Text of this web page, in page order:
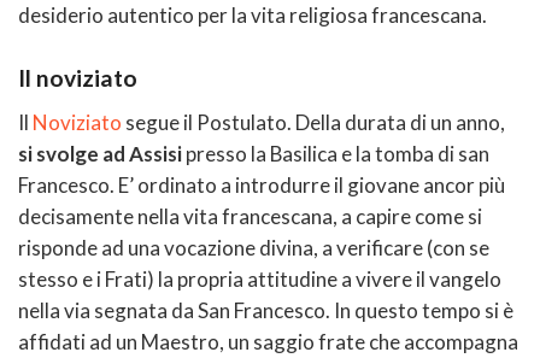
desiderio autentico per la vita religiosa francescana.
Il noviziato
Il Noviziato segue il Postulato. Della durata di un anno,
si svolge ad Assisipresso la Basilica e la tomba di san
Francesco. E’ ordinato a introdurre il giovane ancor più
decisamente nella vita francescana, a capire come si
risponde ad una vocazione divina, a verificare (con se
stesso e i Frati) la propria attitudine a vivere il vangelo
nella via segnata da San Francesco. In questo tempo si è
affidati ad un Maestro, un saggio frate che accompagna